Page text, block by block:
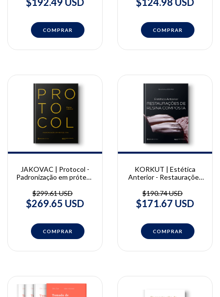
JAKOVAC | Protocol -
Padronização em prótese
$299.61 USD
$269.65 USD
KORKUT | Estética
Anterior - Restaurações
Bora Korkut
$190.74 USD
$171.67 USD